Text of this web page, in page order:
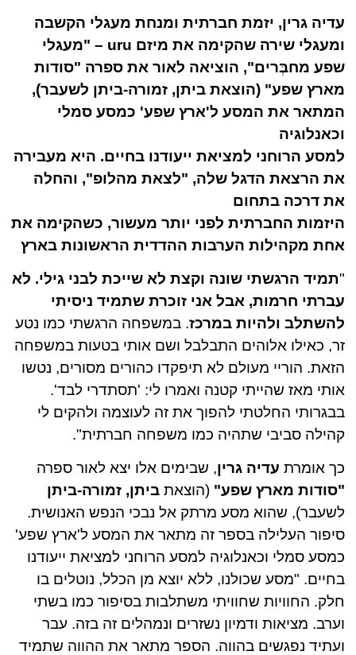
עדיה גרין, יזמת חברתית ומנחת מעגלי הקשבה
ומעגלי שירה שהקימה את מיזם
– "מעגלי
שפע מחבְּרים", הוציאה לאור את ספרה "סודות
מארץ שפע" (הוצאת ביתן, זמורה-ביתן לשעבר),
המתאר את המסע ל'ארץ שפע' כמסע סמלי
וכאנלוגיה
למסע הרוחני למציאת ייעודנו בחיים. היא מעבירה
את הרצאת הדגל שלה, "לצאת מהלופ", והחלה
את דרכה בתחום
היזמות החברתית לפני יותר מעשור, כשהקימה את
אחת מקהילות הערבות ההדדית הראשונות בארץ
"תמיד הרגשתי שונה וקצת לא שייכת לבני גילי. לא
עברתי חרמות, אבל אני זוכרת שתמיד ניסיתי
להשתלב ולהיות במרכז. במשפחה הרגשתי כמו נטע
זר, כאילו אלוהים התבלבל ושם אותי בטעות במשפחה
הזאת. הוריי מעולם לא תיפקדו כהורים מסורים, נטשו
אותי מאז שהייתי קטנה ואמרו לי: 'תסתדרי לבד'.
בבגרותי החלטתי להפוך את זה לעוצמה ולהקים לי
קהילה סביבי שתהיה כמו משפחה חברתית".
כך אומרת עדיה גרין, שבימים אלו יצא לאור ספרה
"סודות מארץ שפע" (הוצאת ביתן, זמורה-ביתן
לשעבר), שהוא מסע מרתק אל נבכי הנפש האנושית.
סיפור העלילה בספר זה מתאר את המסע ל'ארץ שפע'
כמסע סמלי וכאנלוגיה למסע הרוחני למציאת ייעודנו
בחיים. "מסע שכולנו, ללא יוצא מן הכלל, נוטלים בו
חלק. החוויות שחוויתי משתלבות בסיפור כמו בשתי
וערב. מציאות ודמיון נשזרים ונמהלים זה בזה. עבר
ועתיד נפגשים בהווה. הספר מתאר את ההווה שתמיד